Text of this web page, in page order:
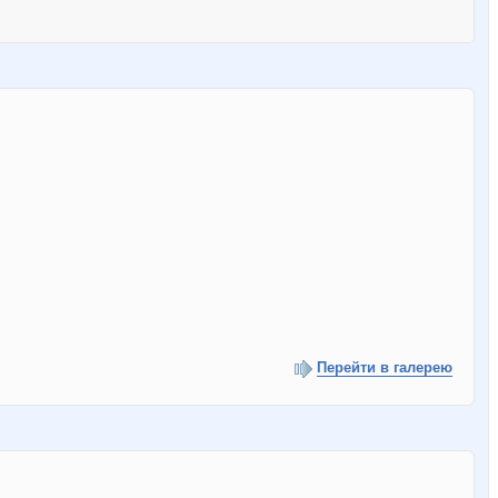
Перейти в галерею